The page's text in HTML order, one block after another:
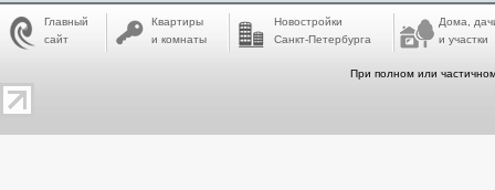
Главный
сайт
Квартиры
и комнаты
Новостройки
Санкт-Петербурга
Дома,
и участки
При полном или